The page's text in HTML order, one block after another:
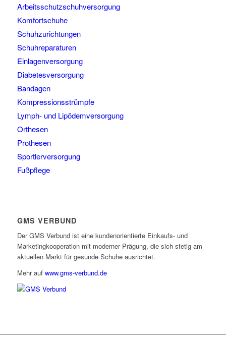
Arbeitsschutzschuhversorgung
Komfortschuhe
Schuhzurichtungen
Schuhreparaturen
Einlagenversorgung
Diabetesversorgung
Bandagen
Kompressionsstrümpfe
Lymph- und Lipödemversorgung
Orthesen
Prothesen
Sportlerversorgung
Fußpflege
GMS VERBUND
Der GMS Verbund ist eine kundenorientierte Einkaufs- und
Marketingkooperation mit moderner Prägung, die sich stetig am
aktuellen Markt für gesunde Schuhe ausrichtet.
Mehr auf www.gms-verbund.de